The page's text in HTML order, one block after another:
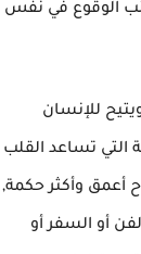
الوقوع في نفس
للإنسان
التي تساعد القلب
أعمق وأكثر حكمة,
أو السفر أو